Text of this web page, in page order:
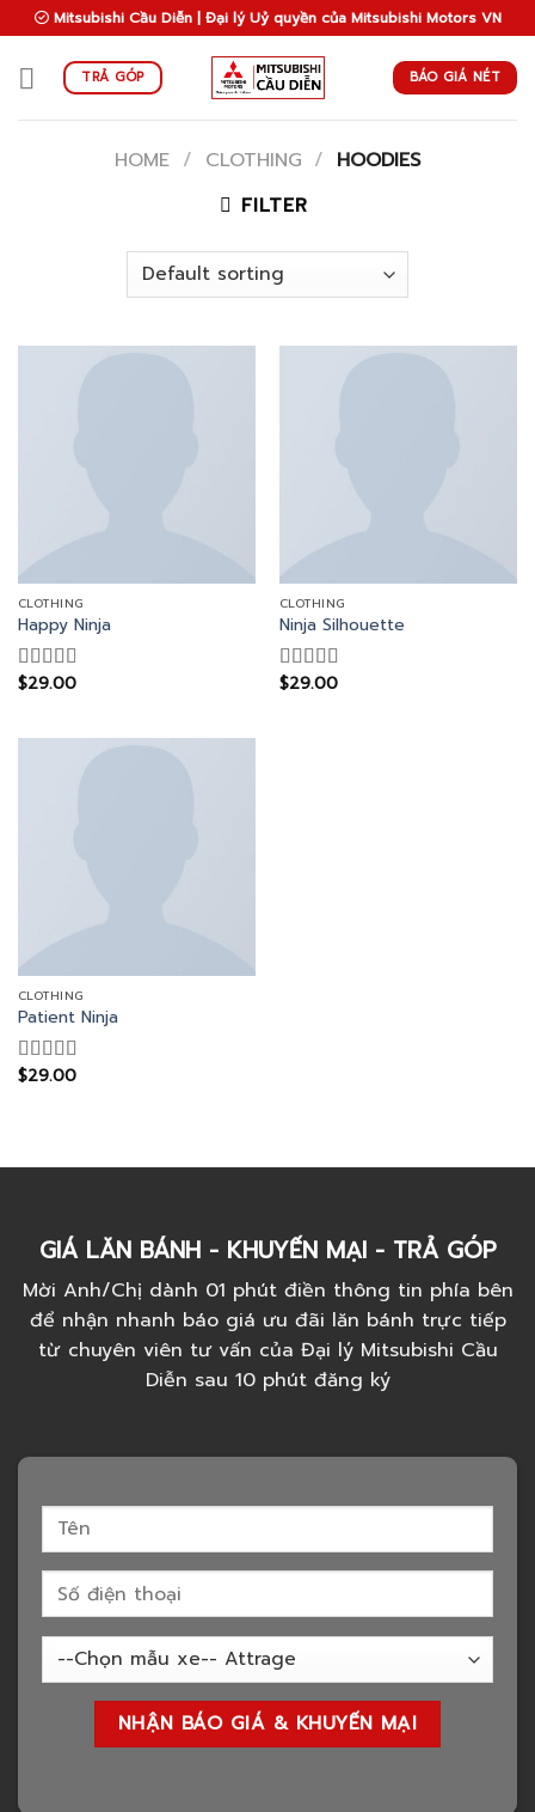
Skip
to
content
Mitsubishi Cầu Diễn | Đại lý Uỷ quyền của Mitsubishi Motors VN
TRẢ GÓP BÁO GIÁ NÉT
HOME / CLOTHING / HOODIES
FILTER
CLOTHING
Happy Ninja
Rated
5
$29.00
CLOTHING
Ninja Silhouette
Rated
$29.00
CLOTHING
Patient Ninja
Rated4.67
$29.00
GIÁ LĂN BÁNH - KHUYẾN MẠI - TRẢ GÓP
Mời Anh/Chị dành 01 phút điền thông tin phía bên
để nhận nhanh báo giá ưu đãi lăn bánh trực tiếp
từ chuyên viên tư vấn của Đại lý Mitsubishi Cầu
Diễn sau 10 phút đăng ký